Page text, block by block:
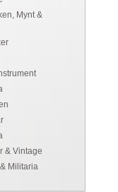
Mynt &
& Vintage
Militaria